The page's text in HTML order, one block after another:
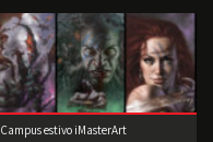
Campus estivo iMasterArt